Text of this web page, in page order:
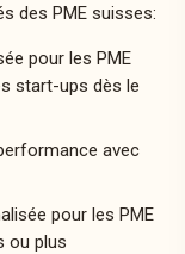
des PME suisses:
pour les PME
start-ups dès le
avec
pour les PME
ou plus